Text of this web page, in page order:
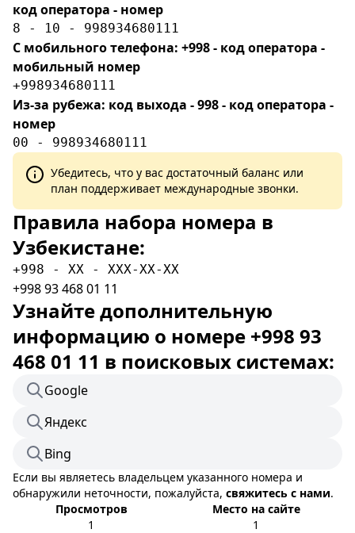
код оператора - номер
8 - 10 - 998934680111
С мобильного телефона: +998 - код оператора -
мобильный номер
+998934680111
Из-за рубежа: код выхода - 998 - код оператора -
номер
00 - 998934680111
Убедитесь, что у вас достаточный баланс или
план поддерживает международные звонки.
Правила набора номера в
Узбекистане:
+998 - XX - XXX-XX-XX
+998 93 468 01 11
Узнайте дополнительную
информацию о номере +998 93
468 01 11 в поисковых системах:
Google
Яндекс
Bing
Если вы являетесь владельцем указанного номера и
обнаружили неточности, пожалуйста, свяжитесь с нами.
Просмотров
1
Место на сайте
1